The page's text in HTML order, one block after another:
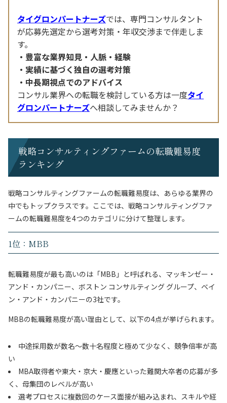
タイグロンパートナーズでは、専門コンサルタント
が応募先選定から選考対策・年収交渉まで伴走しま
す。
豊富な業界知見・人脈・経験
実績に基づく独自の選考対策
中長期視点でのアドバイス
コンサル業界への転職を検討している方は一度タイ
グロンパートナーズへ相談してみませんか？
戦略コンサルティングファームの転職難易度
ランキング
戦略コンサルティングファームの転職難易度は、あらゆる業界の
中でもトップクラスです。ここでは、戦略コンサルティングファ
ームの転職難易度を4つのカテゴリに分けて整理します。
1位：MBB
転職難易度が最も高いのは「MBB」と呼ばれる、マッキンゼー・
アンド・カンパニー、ボストン コンサルティング グループ、ベイ
ン・アンド・カンパニーの3社です。
MBBの転職難易度が高い理由として、以下の4点が挙げられます。
中途採用数が数名〜数十名程度と極めて少なく、競争倍率が高
い
MBA取得者や東大・京大・慶應といった難関大卒者の応募が多
く、母集団のレベルが高い
選考プロセスに複数回のケース面接が組み込まれ、スキルや経